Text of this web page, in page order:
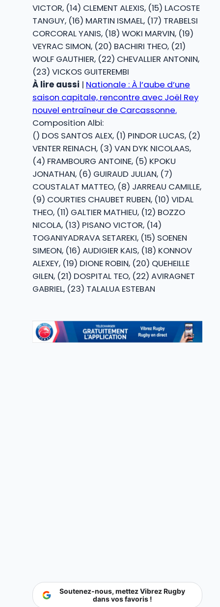
VICTOR, (14) CLEMENT ALEXIS, (15) LACOSTE
TANGUY, (16) MARTIN ISMAEL, (17) TRABELSI
CORCORAL YANIS, (18) WOKI MARVIN, (19)
VEYRAC SIMON, (20) BACHIRI THEO, (21)
WOLF GAUTHIER, (22) CHEVALLIER ANTONIN,
(23) VICKOS GUITEREMBI
À lire aussi | Nationale : À l’aube d’une
saison capitale, rencontre avec Joël Rey
nouvel entraîneur de Carcassonne.
Composition Albi:
() DOS SANTOS ALEX, (1) PINDOR LUCAS, (2)
VENTER REINACH, (3) VAN DYK NICOLAAS,
(4) FRAMBOURG ANTOINE, (5) KPOKU
JONATHAN, (6) GUIRAUD JULIAN, (7)
COUSTALAT MATTEO, (8) JARREAU CAMILLE,
(9) COURTIES CHAUBET RUBEN, (10) VIDAL
THEO, (11) GALTIER MATHIEU, (12) BOZZO
NICOLA, (13) PISANO VICTOR, (14)
TOGANIYADRAVA SETAREKI, (15) SOENEN
SIMEON, (16) AUDIGIER KAIS, (18) KONNOV
ALEXEY, (19) DIONE ROBIN, (20) QUEHEILLE
GILEN, (21) DOSPITAL TEO, (22) AVIRAGNET
GABRIEL, (23) TALALUA ESTEBAN
Soutenez-nous, mettez Vibrez Rugby
dans vos favoris !